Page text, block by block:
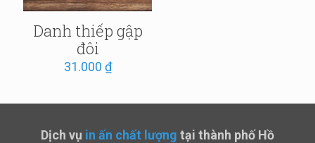
Danh thiếp gập
đôi
31.000 ₫
Dịch vụ in ấn chất lượng tại thành phố Hồ